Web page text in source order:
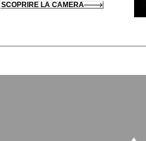
SCOPRIRE LA CAMERA